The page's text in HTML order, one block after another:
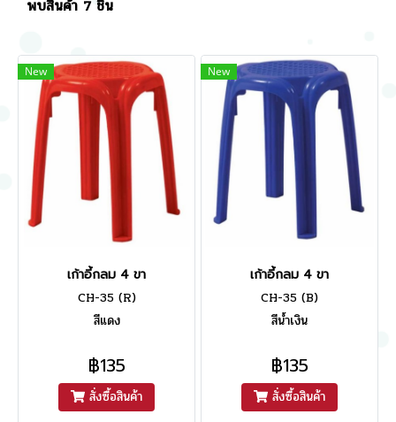
พบสินค้า 7 ชิ้น
New
เก้าอี้กลม 4 ขา
CH-35 (R)
สีแดง
฿135
สั่งซื้อสินค้า
New
เก้าอี้กลม 4 ขา
CH-35 (B)
สีน้ำเงิน
฿135
สั่งซื้อสินค้า